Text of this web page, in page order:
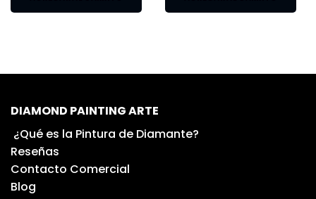
DIAMOND PAINTING ARTE
¿Qué es la Pintura de Diamante?
Reseñas
Contacto Comercial
Blog